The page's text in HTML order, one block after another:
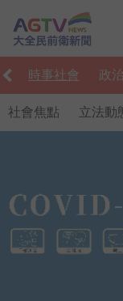
時事社會 政
社會焦點 立法動